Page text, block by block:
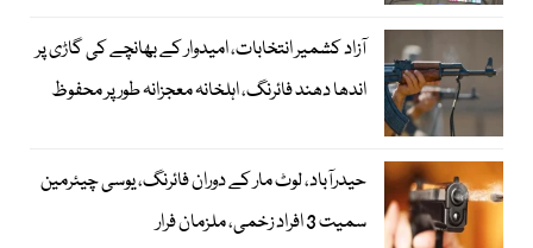
آزاد کشمیر انتخابات، امیدوار کے بھانچے کی گاڑی پر
اندھا دھند فائرنگ، اہلخانہ معجزانہ طور پر محفوظ
حیدرآباد، لوٹ مار کے دوران فائرنگ، یوسی چیئرمین
سمیت 3 افراد زخمی، ملزمان فرار